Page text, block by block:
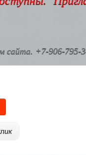
сайта. +7-906-795-